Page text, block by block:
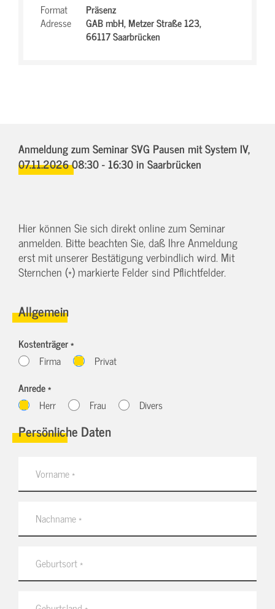
Format
Präsenz
Adresse
GAB mbH,Metzer Straße 123,
66117 Saarbrücken
Anmeldung zum Seminar SVG Pausen mit System IV,
07.11.2026 08:30 - 16:30in Saarbrücken
Hier können Sie sich direkt online zum Seminar
anmelden. Bitte beachten Sie, daß Ihre Anmeldung
erst mit unserer Bestätigung verbindlich wird. Mit
Sternchen (*) markierte Felder sind Pflichtfelder.
Allgemein
Kostenträger *
Firma
Privat
Anrede *
Herr
Frau Divers
Persönliche Daten